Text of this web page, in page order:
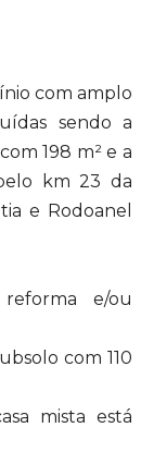
com amplo
sendo a
198 m² e a
km 23 da
e Rodoanel
e/ou
com 110
mista está